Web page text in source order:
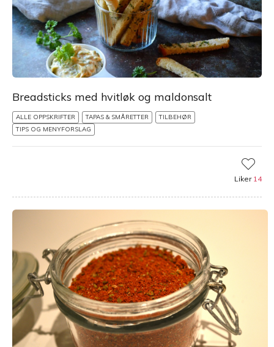
Breadsticks med hvitløk og maldonsalt
ALLE OPPSKRIFTER TAPAS & SMÅRETTER
TILBEHØR
TIPS OG MENYFORSLAG
Liker 14